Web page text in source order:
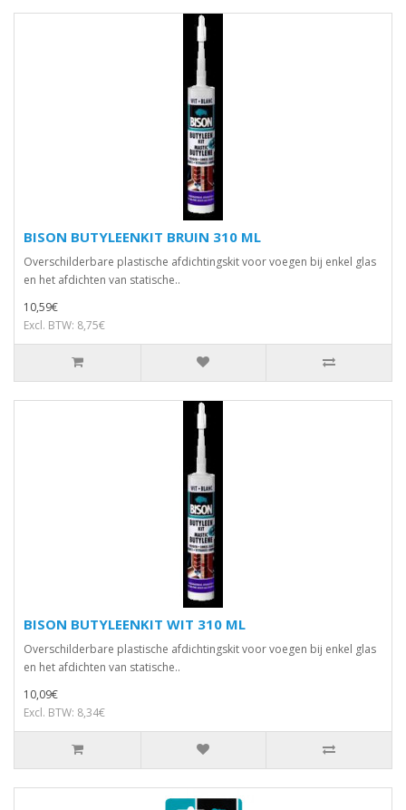
BISON BUTYLEENKIT BRUIN 310 ML
Overschilderbare plastische afdichtingskit voor voegen bij enkel glas
en het afdichten van statische..
10,59€
Excl. BTW: 8,75€
BISON BUTYLEENKIT WIT 310 ML
Overschilderbare plastische afdichtingskit voor voegen bij enkel glas
en het afdichten van statische..
10,09€
Excl. BTW: 8,34€